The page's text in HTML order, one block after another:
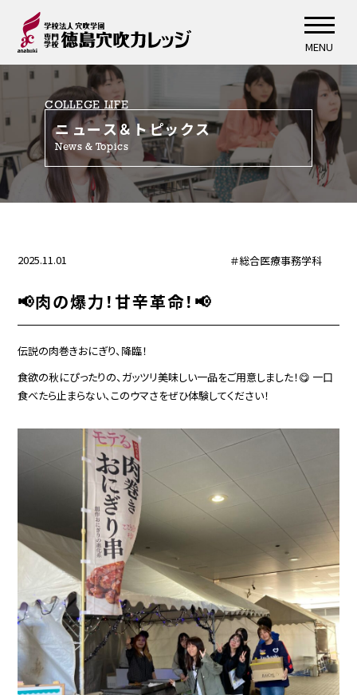
MENU
COLLEGE LIFE
ニュース＆トピックス
News & Topics
2025.11.01 ＃総合医療事務学科
📢肉の爆力！甘辛革命！📢
伝説の肉巻きおにぎり、降臨！
食欲の秋にぴったりの、ガッツリ美味しい一品をご用意しました！😋 一口
食べたら止まらない、このウマさをぜひ体験してください！